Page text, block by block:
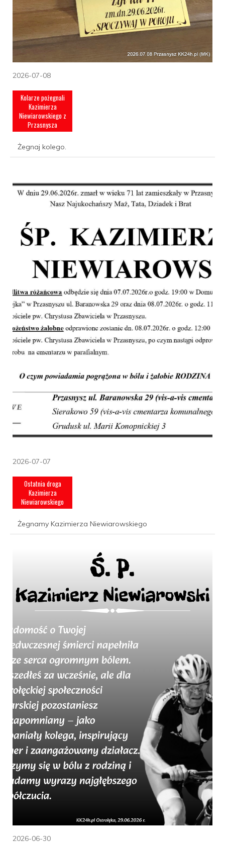
2026-07-08
Kolarze pożegnali
Kazimierza
Niewiarowskiego z
Przasnysza
Żegnaj kolego.
2026-07-07
Ostatnia droga
Kazimierza
Niewiarowskiego
Żegnamy Kazimierza Niewiarowskiego
2026-06-30